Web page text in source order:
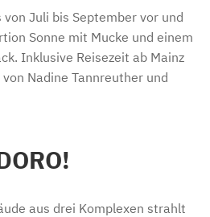
Juli bis September vor und
Sonne mit Mucke und einem
Inklusive Reisezeit ab Mainz
Nadine Tannreuther und
aus drei Komplexen strahlt